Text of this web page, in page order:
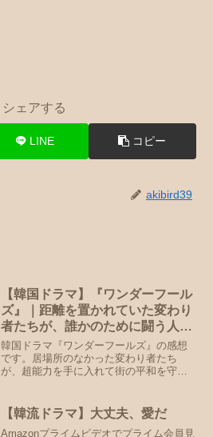
シェアする
LINE コピー
akibird39
【韓国ドラマ】『ワンダーフール
ズ』｜距離を置かれていた変わり
者たちが、誰かのために闘う人に
なるまで【感想】
韓国ドラマ『ワンダーフールズ』の感想
です。居場所のなかった変わり者たち
が、超能力を手に入れて街の平和を守る
【韓流ドラマ】大丈夫、愛だ
Amazonプライムビデオでプライム会員見